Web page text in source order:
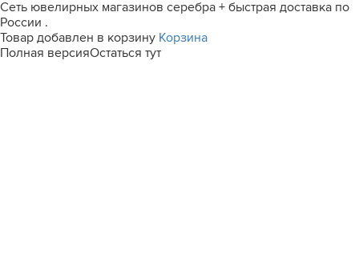
Сеть ювелирных магазинов серебра + быстрая доставка по
России .
Товар добавлен в корзину Корзина
Полная версияОстаться тут